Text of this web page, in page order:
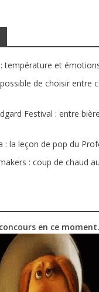
température et
de choisir entre
Festival : entre
: la leçon de pop du
: coup de chaud
en ce